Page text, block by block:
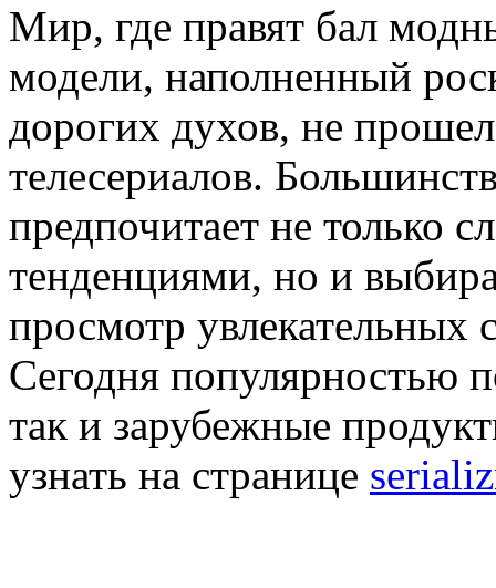
Мир, где правят бал
модели, наполненный
дорогих духов, не
телесериалов.
предпочитает не только
тенденциями, но и
просмотр увлекательных
Сегодня популярностью
так и зарубежные
узнать на странице